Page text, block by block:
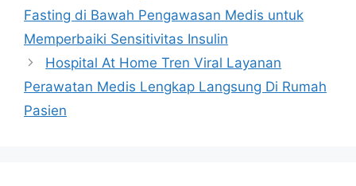
Fasting di Bawah Pengawasan Medis untuk
Memperbaiki Sensitivitas Insulin
Hospital At Home Tren Viral Layanan
Perawatan Medis Lengkap Langsung Di Rumah
Pasien